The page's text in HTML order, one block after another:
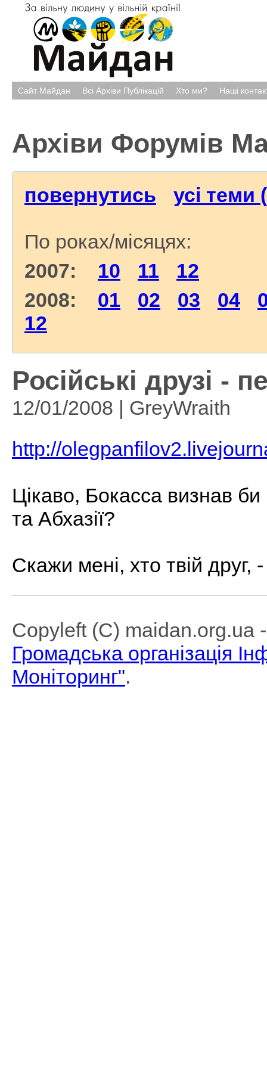
Сайт Майдан Всі Архіви Публікацій Хто ми? Наші
Архіви Форумів
повернутись усі теми
По роках/місяцях:
2007: 10 11
12
2008: 01 02 03 04
12
Російські друзі -
12/01/2008 | GreyWraith
http://
Цікаво, Бокасса визнав би
та Абхазії?
Скажи мені, хто твій друг,
Copyleft (C) maidan.org.ua
Громадська організація
Моніторинг".